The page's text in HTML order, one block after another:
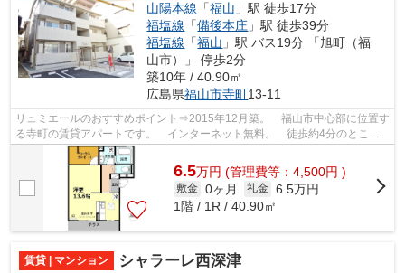
山陽本線 「福山 」駅 徒歩17分
福塩線 「備後本庄 」駅 徒歩39分
福塩線 「福山 」駅 バス19分 「旭町（福
山市）」 停歩2分
築10年 / 40.90㎡
広島県福山市寺町13-11
リュミエールのおすすめポイント⇒2015年12月築。 福山市中心部に位置す
る寺町の賃貸アパートです。 インターネット無料。 徒歩約4分のところ
にはコンビニエンスストアがあり、徒歩...
6.5万円 (管理費等：4,500円 )
敷金 0ヶ月 礼金 6.5万円
1階 / 1R / 40.90㎡
賃貸 | マンション シャラーレ西深津